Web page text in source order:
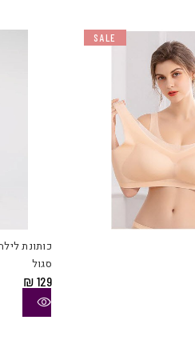
כותונת
סגול
₪ 129
SALE
מספר
סוגים.
ניתן
לבחור